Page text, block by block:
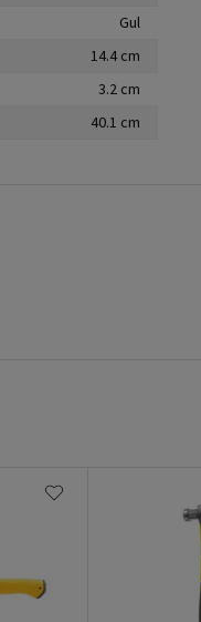
Gul
14.4 cm
3.2 cm
40.1 cm